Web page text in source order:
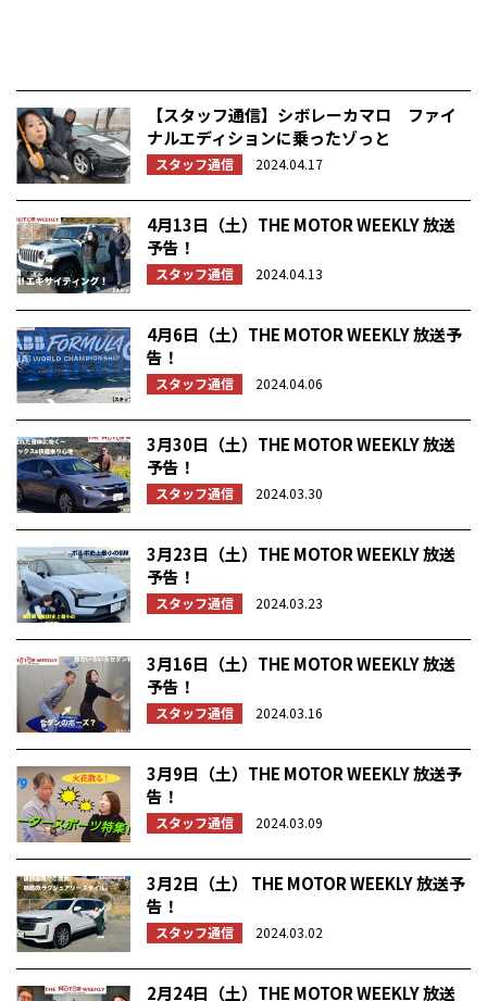
【スタッフ通信】シボレーカマロ ファイ
ナルエディションに乗ったゾっと
スタッフ通信 2024.04.17
4月13日（土）THE MOTOR WEEKLY 放送
予告！
スタッフ通信 2024.04.13
4月6日（土）THE MOTOR WEEKLY 放送予
告！
スタッフ通信 2024.04.06
3月30日（土）THE MOTOR WEEKLY 放送
予告！
スタッフ通信 2024.03.30
3月23日（土）THE MOTOR WEEKLY 放送
予告！
スタッフ通信 2024.03.23
3月16日（土）THE MOTOR WEEKLY 放送
予告！
スタッフ通信 2024.03.16
3月9日（土）THE MOTOR WEEKLY 放送予
告！
スタッフ通信 2024.03.09
3月2日（土） THE MOTOR WEEKLY 放送予
告！
スタッフ通信 2024.03.02
2月24日（土）THE MOTOR WEEKLY 放送